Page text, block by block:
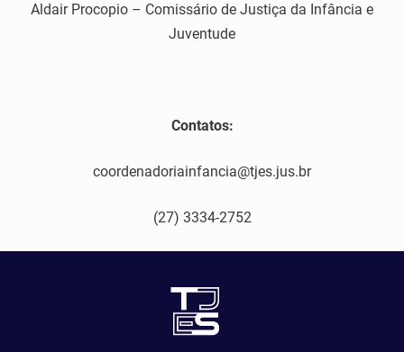
Aldair Procopio – Comissário de Justiça da Infância e
Juventude
Contatos:
coordenadoriainfancia@tjes.jus.br
(27) 3334-2752